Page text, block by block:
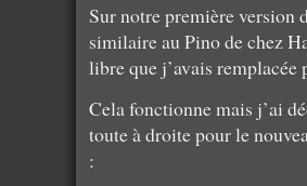
Sur notre première version
similaire au Pino de chez
libre que j’avais remplacée
Cela fonctionne mais j’ai
toute à droite pour le
: